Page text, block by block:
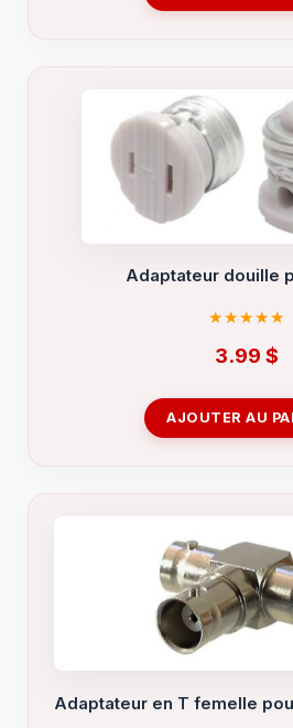
Adaptateur douille
3.99 $
AJOUTER AU
Adaptateur en T femelle